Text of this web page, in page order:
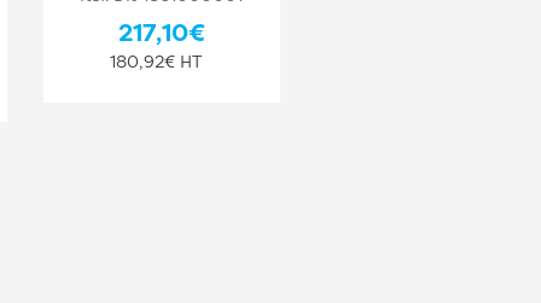
217,10€
180,92€ HT